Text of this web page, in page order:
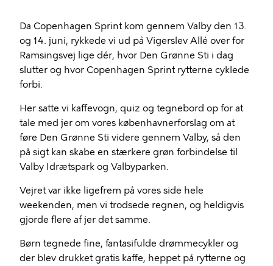
Da Copenhagen Sprint kom gennem Valby den 13.
og 14. juni, rykkede vi ud på Vigerslev Allé over for
Ramsingsvej lige dér, hvor Den Grønne Sti i dag
slutter og hvor Copenhagen Sprint rytterne cyklede
forbi.
Her satte vi kaffevogn, quiz og tegnebord op for at
tale med jer om vores københavnerforslag om at
føre Den Grønne Sti videre gennem Valby, så den
på sigt kan skabe en stærkere grøn forbindelse til
Valby Idrætspark og Valbyparken.
Vejret var ikke ligefrem på vores side hele
weekenden, men vi trodsede regnen, og heldigvis
gjorde flere af jer det samme.
Børn tegnede fine, fantasifulde drømmecykler og
der blev drukket gratis kaffe, heppet på rytterne og